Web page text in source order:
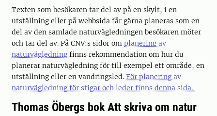
Texten som besökaren tar del av på en skylt, i en
utställning eller på webbsida får gärna planeras som en
del av den samlade naturvägledningen besökaren möter
och tar del av. På CNV:s sidor om planering av
naturvägledningfinns rekommendation om hur du
planerar naturvägledning för till exempel ett område, en
utställning eller en vandringsled. För planering av
naturvägledning för stigar och leder finns denna sida.
Thomas Öbergs bok Att skriva om natur